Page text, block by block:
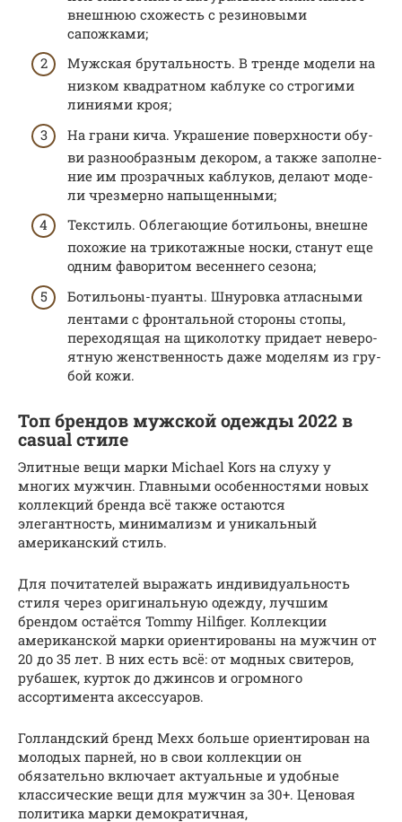
внеш­нюю схо­жесть с рези­но­вы­ми
сапожками;
Муж­ская бру­таль­ность. В трен­де моде­ли на
низ­ком квад­рат­ном каб­лу­ке со стро­ги­ми
лини­я­ми кроя;
На гра­ни кича. Укра­ше­ние поверх­но­сти обу­
ви раз­но­об­раз­ным деко­ром, а так­же запол­не­
ние им про­зрач­ных каб­лу­ков, дела­ют моде­
ли чрез­мер­но напыщенными;
Тек­стиль. Обле­га­ю­щие боти­льо­ны, внешне
похо­жие на три­ко­таж­ные нос­ки, ста­нут еще
одним фаво­ри­том весен­не­го сезона;
Боти­льо­ны-пуан­ты. Шну­ров­ка атлас­ны­ми
лен­та­ми с фрон­таль­ной сто­ро­ны сто­пы,
пере­хо­дя­щая на щико­лот­ку при­да­ет неве­ро­
ят­ную жен­ствен­ность даже моде­лям из гру­
бой кожи.
Топ брендов мужской одежды 2022 в
casual стиле
Элитные вещи марки Michael Kors на слуху у
многих мужчин. Главными особенностями новых
коллекций бренда всё также остаются
элегантность, минимализм и уникальный
американский стиль.
Для почитателей выражать индивидуальность
стиля через оригинальную одежду, лучшим
брендом остаётся Tommy Hilfiger. Коллекции
американской марки ориентированы на мужчин от
20 до 35 лет. В них есть всё: от модных свитеров,
рубашек, курток до джинсов и огромного
ассортимента аксессуаров.
Голландский бренд Mexx больше ориентирован на
молодых парней, но в свои коллекции он
обязательно включает актуальные и удобные
классические вещи для мужчин за 30+. Ценовая
политика марки демократичная,